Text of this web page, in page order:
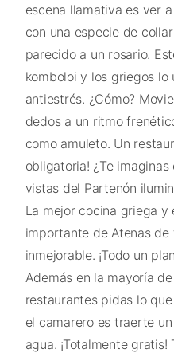
escena llamativa es ver
con una especie de
parecido a un rosario.
komboloi y los griegos
antiestrés. ¿Cómo?
dedos a un ritmo
como amuleto. Un
obligatoria! ¿Te
vistas del Partenón
La mejor cocina griega y
importante de Atenas de
inmejorable. ¡Todo un
Además en la mayoría
restaurantes pidas lo
el camarero es traerte
agua. ¡Totalmente